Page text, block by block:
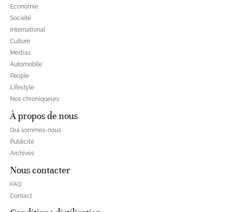
Economie
Société
International
Culture
Médias
Automobile
People
Lifestyle
Nos chroniqueurs
À propos de nous
Qui sommes-nous
Publicité
Archives
Nous contacter
FAQ
Contact